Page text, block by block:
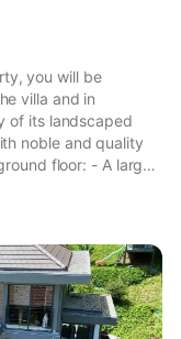
you will be
villa and in
of its landscaped
noble and quality
floor: - A large
of 60m² with
equipment